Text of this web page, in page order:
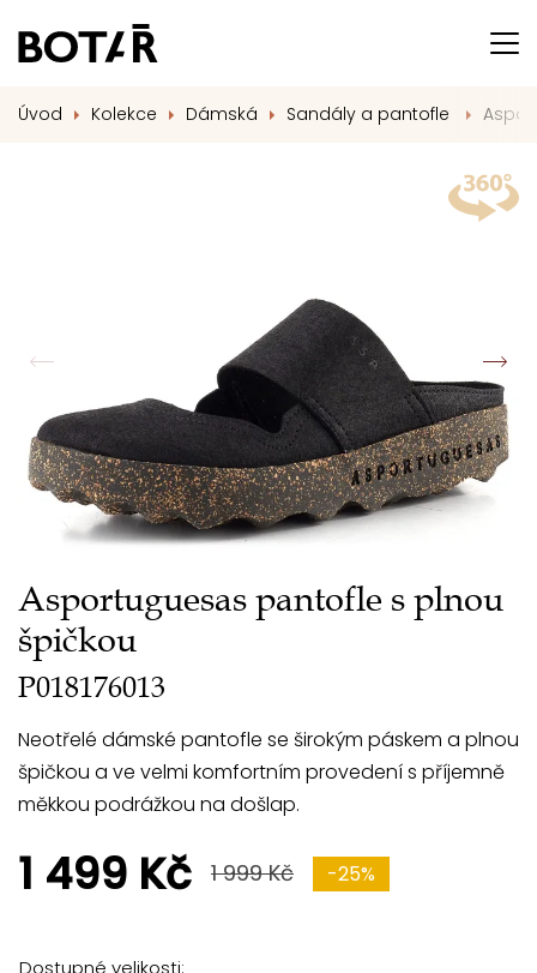
Úvod Kolekce Dámská Sandály a pantofle
Asportuguesas pantofle s plnou
špičkou
P018176013
Neotřelé dámské pantofle se širokým páskem a plnou
špičkou a ve velmi komfortním provedení s příjemně
měkkou podrážkou na došlap.
1 499 Kč 1 999 Kč -25%
Dostupné velikosti: